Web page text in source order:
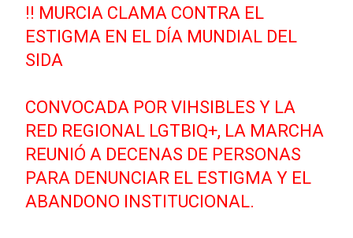
‼️ MURCIA CLAMA CONTRA EL
ESTIGMA EN EL DÍA MUNDIAL DEL
SIDA
CONVOCADA POR VIHSIBLES Y LA
RED REGIONAL LGTBIQ+, LA MARCHA
REUNIÓ A DECENAS DE PERSONAS
PARA DENUNCIAR EL ESTIGMA Y EL
ABANDONO INSTITUCIONAL.